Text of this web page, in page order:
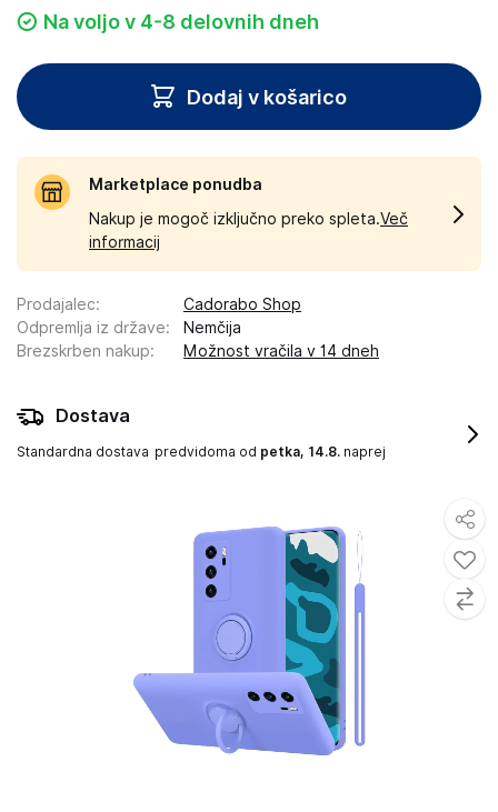
Na voljo v 4-8 delovnih dneh
Dodaj v košarico
Marketplace ponudba
Nakup je mogoč izključno preko spleta.Več
informacij
Prodajalec:
Cadorabo Shop
Odpremlja iz države:
Nemčija
Brezskrben nakup: Možnost vračila v 14 dneh
Dostava
Standardna dostava predvidoma od petka, 14.8. naprej